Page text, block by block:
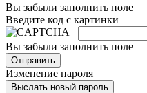
Вы забыли заполнить поле
Введите код с картинки
Вы забыли заполнить поле
Отправить
Изменение пароля
Выслать новый пароль